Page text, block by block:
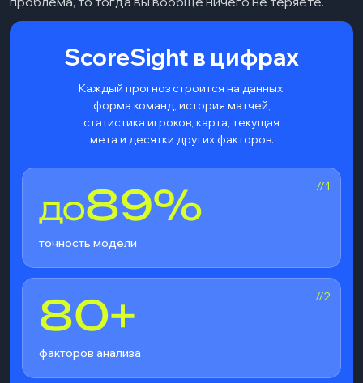
ScoreSight в цифрах
Каждый прогноз строится на данных:
форма команд, история матчей,
статистика игроков, карта, текущая
мета и десятки других факторов.
//1
ДО89%
точность модели
//2
80+
факторов анализа